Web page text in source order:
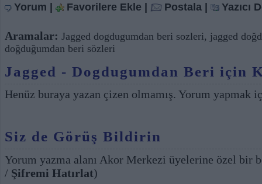
Yorum | Favorilere Ekle | Postala | Yazıcı
Aramalar: Jagged dogdugumdan beri sozleri, jagged
doğduğumdan beri sözleri
Jagged - Dogdugumdan Beri için
Henüz buraya yazan çizen olmamış. Yorum yapmak
Siz de Görüş Bildirin
Yorum yazma alanı Akor Merkezi üyelerine özel bir
/ Şifremi Hatırlat)